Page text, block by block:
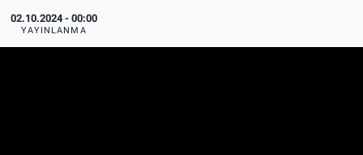
02.10.2024 - 00:00
YAYINLANMA
Spor